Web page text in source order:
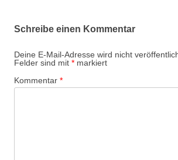
Schreibe einen Kommentar
Deine E-Mail-Adresse wird nicht
Felder sind mit * markiert
Kommentar *